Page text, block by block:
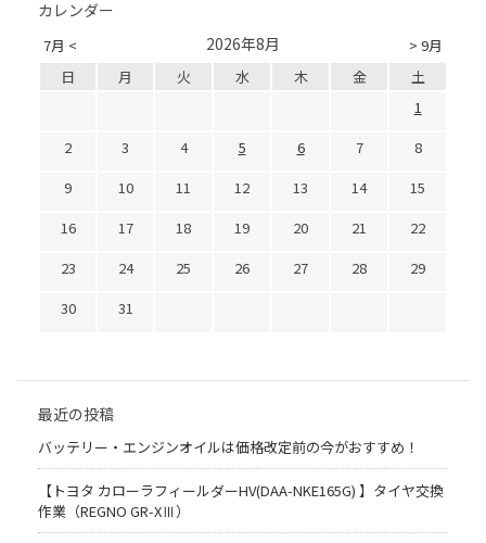
カレンダー
7月 < > 9月
2026年8月
日 月 火 水 木 金
土
1
2
3 4 5 6 7
8
9
10 11 12 13 14
15
16
17 18 19 20 21
22
23
24 25 26 27 28
29
30
31
最近の投稿
バッテリー・エンジンオイルは価格改定前の今がおすすめ！
【トヨタ カローラフィールダーHV(DAA-NKE165G) 】タイヤ交換
作業（REGNO GR-XⅢ）